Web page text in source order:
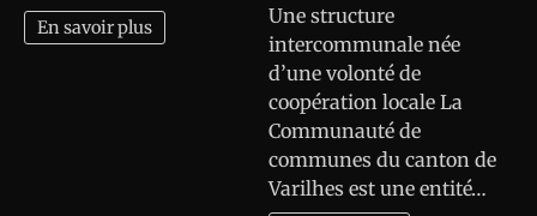
En savoir plus
Une structure
intercommunale née
d’une volonté de
coopération locale La
Communauté de
communes du canton de
Varilhes est une entité…